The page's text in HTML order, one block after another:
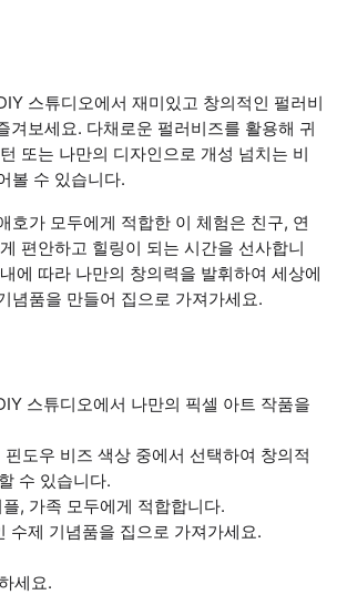
스튜디오에서 재미있고 창의적인 펄러비
겨보세요. 다채로운 펄러비즈를 활용해 귀
또는 나만의 디자인으로 개성 넘치는 비
볼 수 있습니다.
호가 모두에게 적합한 이 체험은 친구, 연
편안하고 힐링이 되는 시간을 선사합니
에 따라 나만의 창의력을 발휘하여 세상에
념품을 만들어 집으로 가져가세요.
스튜디오에서 나만의 픽셀 아트 작품을
도우 비즈 색상 중에서 선택하여 창의적
수 있습니다.
, 가족 모두에게 적합합니다.
수제 기념품을 집으로 가져가세요.
세요.